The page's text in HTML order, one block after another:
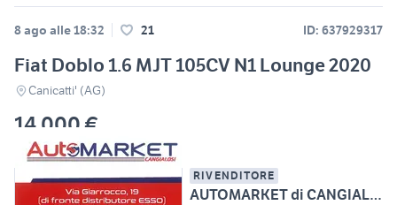
8 ago alle 18:32 21 ID: 637929317
Fiat Doblo 1.6 MJT 105CV N1 Lounge 2020
Canicatti' (AG)
14.000 €
RIVENDITORE
AUTOMARKET di CANGIALOSI FRANCESCO